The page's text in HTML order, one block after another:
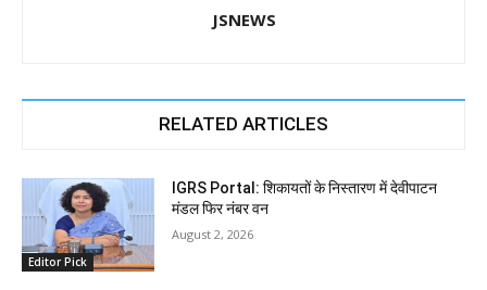
JSNEWS
RELATED ARTICLES
Editor Pick
IGRS Portal: शिकायतों के निस्तारण में देवीपाटन
मंडल फिर नंबर वन
August 2, 2026